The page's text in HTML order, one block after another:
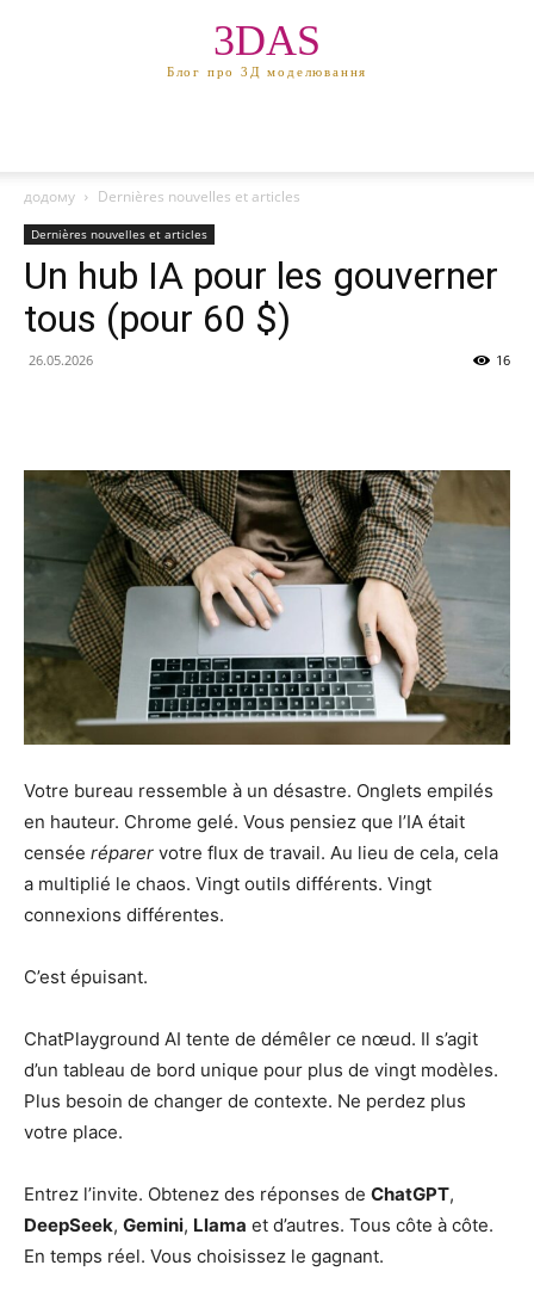
3DAS
Блог про 3Д моделювання
додому Dernières nouvelles et articles
Dernières nouvelles et articles
Un hub IA pour les gouverner
tous (pour 60 $)
26.05.2026 16
Votre bureau ressemble à un désastre. Onglets empilés
en hauteur. Chrome gelé. Vous pensiez que l’IA était
censée réparer votre flux de travail. Au lieu de cela, cela
a multiplié le chaos. Vingt outils différents. Vingt
connexions différentes.
C’est épuisant.
ChatPlayground AI tente de démêler ce nœud. Il s’agit
d’un tableau de bord unique pour plus de vingt modèles.
Plus besoin de changer de contexte. Ne perdez plus
votre place.
Entrez l’invite. Obtenez des réponses de ChatGPT,
DeepSeek, Gemini, Llama et d’autres. Tous côte à côte.
En temps réel. Vous choisissez le gagnant.